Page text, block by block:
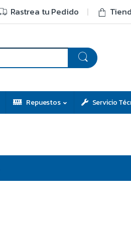
Rastrea tu Pedido
Repuestos Servicio